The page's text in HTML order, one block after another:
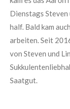
Dienstags Steven
half. Bald kam
arbeiten. Seit
von Steven und
Saatgut.